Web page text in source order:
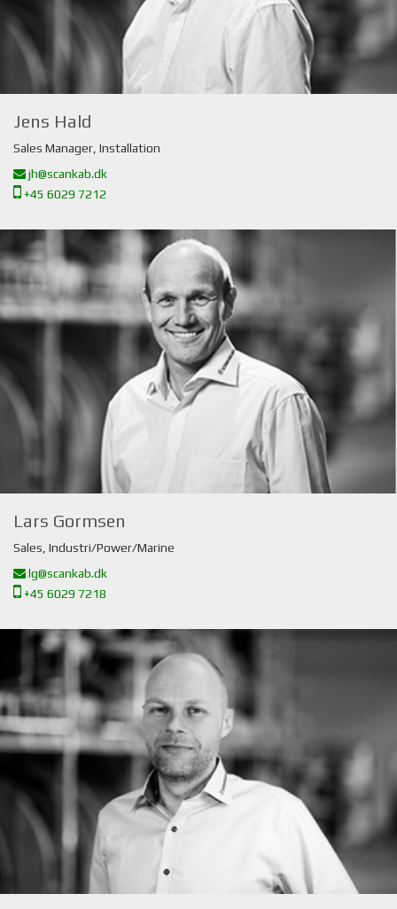
Jens Hald
Sales Manager, Installation
jh@scankab.dk
+45 6029 7212
Lars Gormsen
Sales, Industri/Power/Marine
lg@scankab.dk
+45 6029 7218